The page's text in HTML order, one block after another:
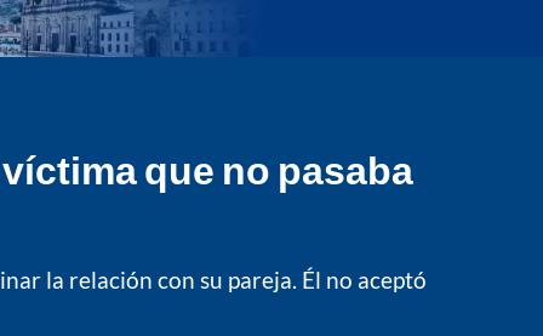
que no pasaba
la relación con su pareja. Él no aceptó